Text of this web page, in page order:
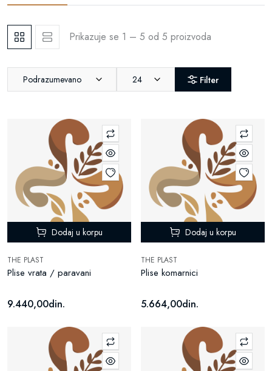
Prikazuje se 1 – 5 od 5 proizvoda
Podrazumevano 24 Filter
Dodaj u korpu
THE PLAST
Plise vrata / paravani
9.440,00din.
Dodaj u korpu
THE PLAST
Plise komarnici
5.664,00din.